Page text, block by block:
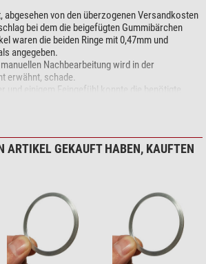
abgesehen von den überzogenen Versandkosten
bei dem die beigefügten Gummibärchen
waren die beiden Ringe mit 0,47mm und
angegeben.
Nachbearbeitung wird in der
erwähnt, schade.
einigem Feingefühl konnte die benötigte
Rezension
Sie sich hierzu an unseren Kundenservice!
hinzufügen
ARTIKEL GEKAUFT HABEN, KAUFTEN